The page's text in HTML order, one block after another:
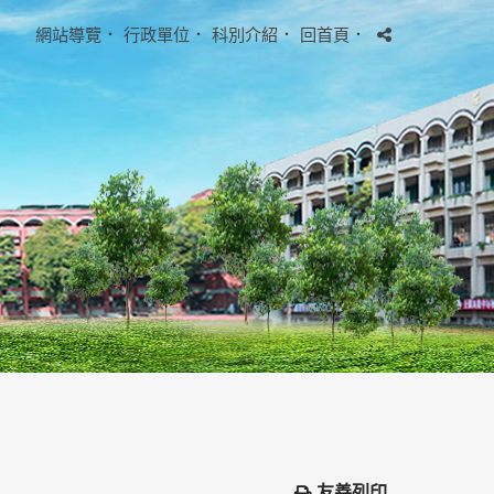
網站導覽 ． 行政單位 ． 科別介紹． 回首頁．